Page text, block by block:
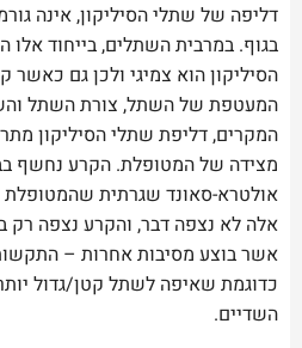
דליפה של שתלי הסיליקון, אינה
בגוף. במרבית השתלים, בייחוד אלו
הסיליקון הוא צמיגי ולכן גם
המעטפת של השתל, צורת השתל
המקרים, דליפת שתלי הסיליקון
מצידה של המטופלת. הקרע נחשף
אולטרא-סאונד שגרתית שהמטופלת
אלה לא נצפה דבר, והקרע נצפה רק
אשר בוצע מסיבות אחרות –
כדוגמת שאיפה לשתל קטן/גדול
השדיים.